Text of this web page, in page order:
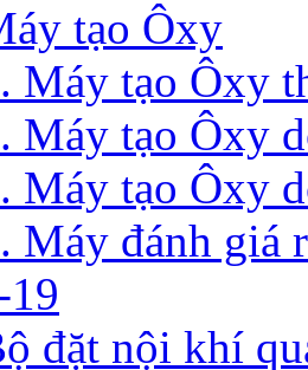
tạo Ôxy
Máy tạo Ôxy
Máy tạo Ôxy
Máy tạo Ôxy
Máy đánh giá
đặt nội khí